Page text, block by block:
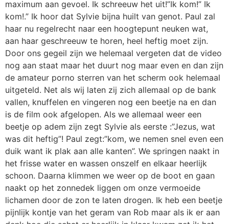
maximum aan gevoel. Ik schreeuw het uit!”Ik kom!” Ik
kom!.” Ik hoor dat Sylvie bijna huilt van genot. Paul zal
haar nu regelrecht naar een hoogtepunt neuken wat,
aan haar geschreeuw te horen, heel heftig moet zijn.
Door ons gegeil zijn we helemaal vergeten dat de video
nog aan staat maar het duurt nog maar even en dan zijn
de amateur porno sterren van het scherm ook helemaal
uitgeteld. Net als wij laten zij zich allemaal op de bank
vallen, knuffelen en vingeren nog een beetje na en dan
is de film ook afgelopen. Als we allemaal weer een
beetje op adem zijn zegt Sylvie als eerste :”Jezus, wat
was dit heftig”! Paul zegt:”kom, we nemen snel even een
duik want ik plak aan alle kanten”. We springen naakt in
het frisse water en wassen onszelf en elkaar heerlijk
schoon. Daarna klimmen we weer op de boot en gaan
naakt op het zonnedek liggen om onze vermoeide
lichamen door de zon te laten drogen. Ik heb een beetje
pijnlijk kontje van het geram van Rob maar als ik er aan